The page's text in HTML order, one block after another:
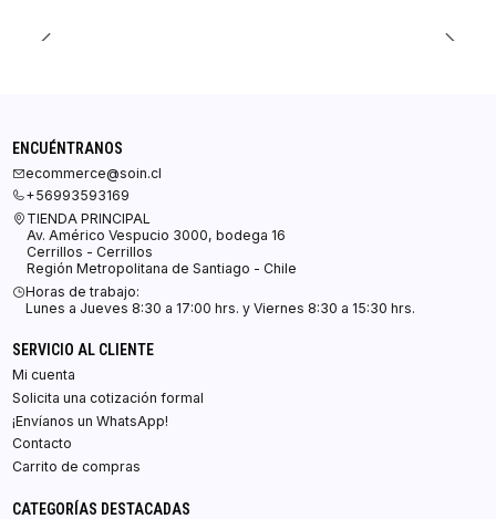
ENCUÉNTRANOS
ecommerce@soin.cl
+56993593169
TIENDA PRINCIPAL
Av. Américo Vespucio 3000, bodega 16
Cerrillos - Cerrillos
Región Metropolitana de Santiago - Chile
Horas de trabajo:
Lunes a Jueves 8:30 a 17:00 hrs. y Viernes 8:30 a 15:30 hrs.
SERVICIO AL CLIENTE
Mi cuenta
Solicita una cotización formal
¡Envíanos un WhatsApp!
Contacto
Carrito de compras
CATEGORÍAS DESTACADAS